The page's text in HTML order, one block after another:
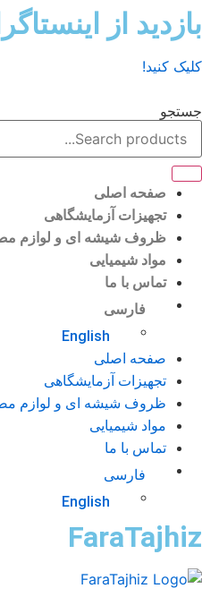
از
کنید!
صفحه اصلی
تجهیزات آزمایشگاهی
ظروف شیشه ای و لوازم
مواد شیمیایی
تماس با ما
فارسی
English
صفحه اصلی
تجهیزات آزمایشگاهی
ظروف شیشه ای و لوازم
مواد شیمیایی
تماس با ما
فارسی
English